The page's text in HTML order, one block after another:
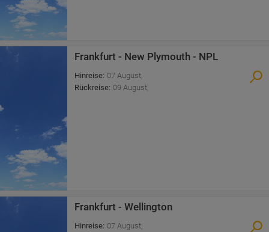
Frankfurt - New Plymouth - NPL
Hinreise: 07 August,
Rückreise: 09 August,
Frankfurt - Wellington
Hinreise: 07 August,